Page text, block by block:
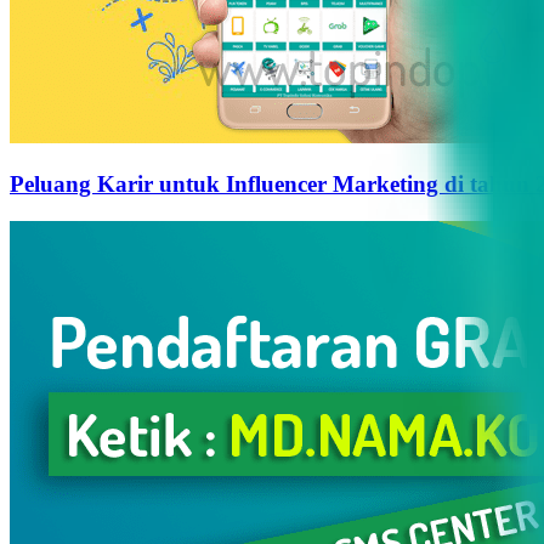
Peluang Karir untuk Influencer Marketing di tahun